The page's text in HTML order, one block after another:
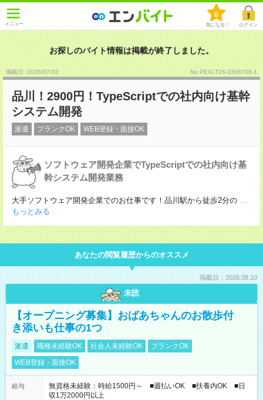
メニュー
0
気になる！ ログイン
お探しのバイト情報は掲載が終了しました。
掲載日 :2026/07/02 No.PEXLT26-0308708-1
品川！2900円！TypeScriptでの社内向け基幹
システム開発
派遣 ブランクOK WEB登録・面接OK
ソフトウェア開発企業でTypeScriptでの社内向け基
幹システム開発業務
大手ソフトウェア開発企業でのお仕事です！品川駅から徒歩2分の ...
もっとみる
あなたの閲覧履歴からのオススメ
掲載日：2026.08.10
未読
【オープニング募集】おばあちゃんのお散歩付
き添いも仕事の1つ
派遣 職種未経験OK 社会人未経験OK
ブランクOK
WEB登録・面接OK
給与
無資格未経験：時給1500円～ ■週払いOK ■扶養内OK ■日
収1万2000円以上